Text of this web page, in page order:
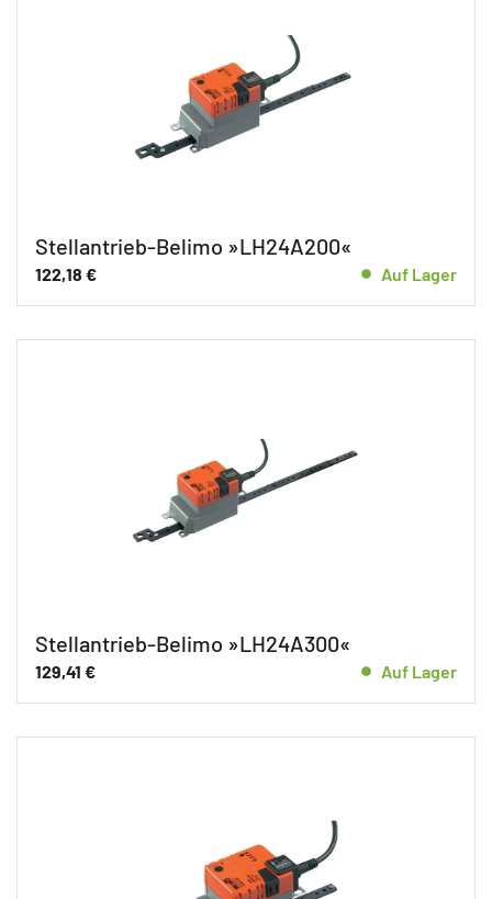
Stellantrieb-Belimo »LH24A200«
122,18 € Auf Lager
Stellantrieb-Belimo »LH24A300«
129,41 € Auf Lager